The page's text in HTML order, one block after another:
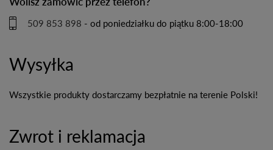
509 853 898 - od poniedziałku do piątku 8:00-18:00
Wysyłka
Wszystkie produkty dostarczamy bezpłatnie na terenie Polski!
Zwrot i reklamacja